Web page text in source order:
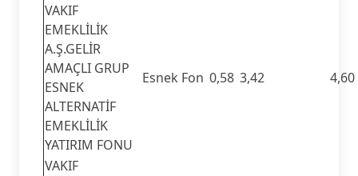
VAKIF
EMEKLİLİK
A.Ş.GELİR
AMAÇLI GRUP
ESNEK
ALTERNATİF
EMEKLİLİK
YATIRIM FONU
Esnek Fon 0,58 3,42 4,60
VAKIF